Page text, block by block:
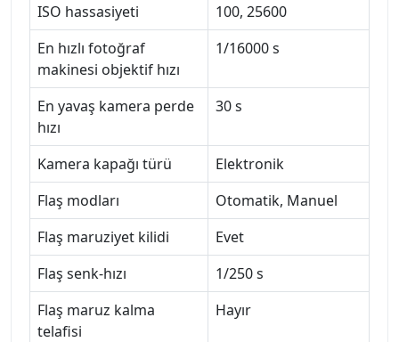
ISO hassasiyeti
100, 25600
En hızlı fotoğraf
makinesi objektif hızı
1/16000 s
En yavaş kamera perde
hızı
30 s
Kamera kapağı türü
Elektronik
Flaş modları
Otomatik, Manuel
Flaş maruziyet kilidi
Evet
Flaş senk-hızı
1/250 s
Flaş maruz kalma
telafisi
Hayır